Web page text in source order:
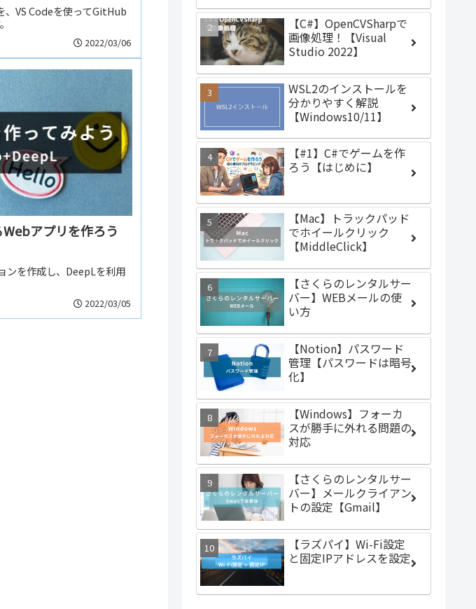
VS Codeを使ってGitHub
2022/03/06
Webアプリを作ろう
ンを作成し、DeepLを利用
2022/03/05
【C#】OpenCVSharpで
画像処理！【Visual
Studio 2022】
WSL2のインストールを
分かりやすく解説
【Windows10/11】
【#1】C#でゲームを作
ろう【はじめに】
【Mac】トラックパッド
でホイールクリック
【MiddleClick】
【さくらのレンタルサー
バー】WEBメールの使
い方
【Notion】パスワード
管理【パスワードは暗号
化】
【Windows】フォーカ
スが勝手に外れる問題の
対応
【さくらのレンタルサー
バー】メールクライアン
トの設定【Gmail】
【ラズパイ】Wi-Fi設定
と固定IPアドレスを設定